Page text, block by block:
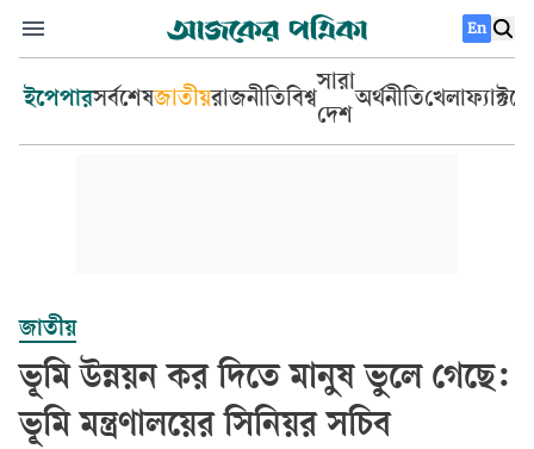
En
ইপেপারসর্বশেষজাতীয়রাজনীতিবিশ্ব
সারা
দেশ
অর্থনীতিখেলা
জাতীয়
ভূমি উন্নয়ন কর দিতে মানুষ ভুলে গেছে:
ভূমি মন্ত্রণালয়ের সিনিয়র সচিব